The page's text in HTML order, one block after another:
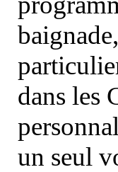
dans les
un seul